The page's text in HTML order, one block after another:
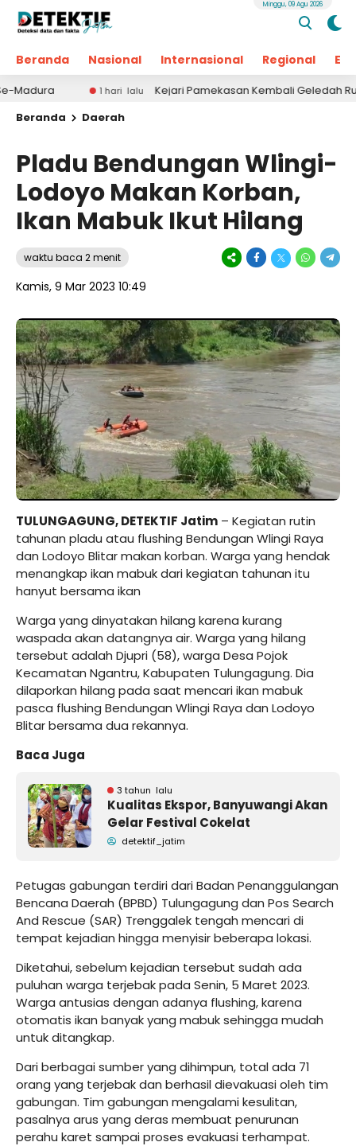
Beranda Nasional Internasional Regional
Minggu, 09 Agu 2026
1 hari lalu
Kejari Pamekasan Kembali Geledah Ruang
Beranda
Daerah
Pladu Bendungan Wlingi-
Lodoyo Makan Korban,
Ikan Mabuk Ikut Hilang
waktu baca 2 menit
Kamis, 9 Mar 2023 10:49
TULUNGAGUNG, DETEKTIF Jatim – Kegiatan rutin
tahunan pladu atau flushing Bendungan Wlingi Raya
dan Lodoyo Blitar makan korban. Warga yang hendak
menangkap ikan mabuk dari kegiatan tahunan itu
hanyut bersama ikan
Warga yang dinyatakan hilang karena kurang
waspada akan datangnya air. Warga yang hilang
tersebut adalah Djupri (58), warga Desa Pojok
Kecamatan Ngantru, Kabupaten Tulungagung. Dia
dilaporkan hilang pada saat mencari ikan mabuk
pasca flushing Bendungan Wlingi Raya dan Lodoyo
Blitar bersama dua rekannya.
Baca Juga
3 tahun lalu
Kualitas Ekspor, Banyuwangi Akan
Gelar Festival Cokelat
detektif_jatim
Petugas gabungan terdiri dari Badan Penanggulangan
Bencana Daerah (BPBD) Tulungagung dan Pos Search
And Rescue (SAR) Trenggalek tengah mencari di
tempat kejadian hingga menyisir beberapa lokasi.
Diketahui, sebelum kejadian tersebut sudah ada
puluhan warga terjebak pada Senin, 5 Maret 2023.
Warga antusias dengan adanya flushing, karena
otomatis ikan banyak yang mabuk sehingga mudah
untuk ditangkap.
Dari berbagai sumber yang dihimpun, total ada 71
orang yang terjebak dan berhasil dievakuasi oleh tim
gabungan. Tim gabungan mengalami kesulitan,
pasalnya arus yang deras membuat penurunan
perahu karet sampai proses evakuasi terhampat.